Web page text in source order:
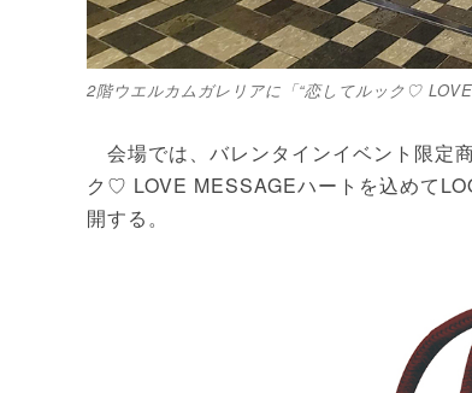
2階ウエルカムガレリアに「“恋してルック♡
会場では、バレンタインイベント限定
ク♡ LOVE MESSAGEハートを込めて
開する。